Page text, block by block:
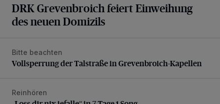
DRK Grevenbroich feiert Einweihung
des neuen Domizils
Vollsperrung der Talstraße in Grevenbroich-Kapellen
Bitte beachten
Vollsperrung der Talstraße in Grevenbroich-Kapellen
„Loss dir nix jefalle“ in 7 Tage 1 Song
Reinhören